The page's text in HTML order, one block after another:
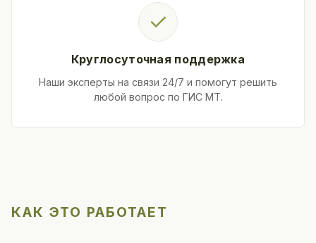
✓
Круглосуточная поддержка
Наши эксперты на связи 24/7 и помогут решить
любой вопрос по ГИС МТ.
КАК ЭТО РАБОТАЕТ